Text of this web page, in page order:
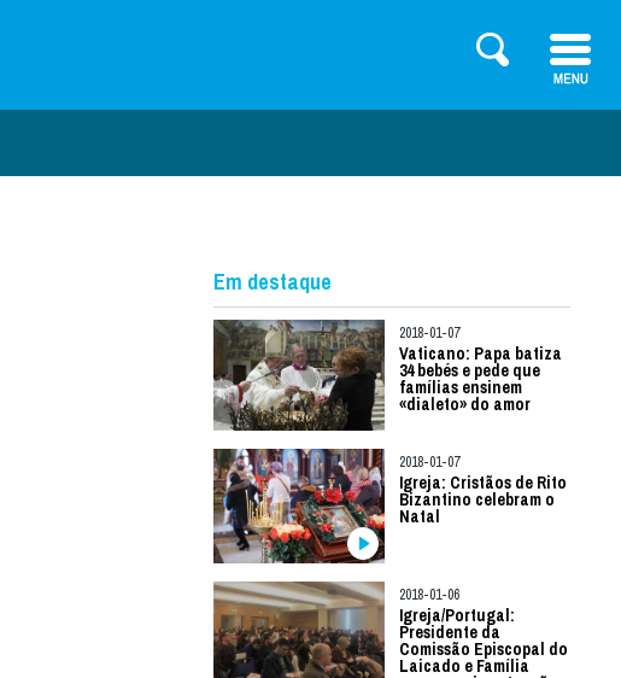
Em destaque
2018-01-07
Vaticano: Papa batiza
34 bebés e pede que
famílias ensinem
«dialeto» do amor
2018-01-07
Igreja: Cristãos de Rito
Bizantino celebram o
Natal
2018-01-06
Igreja/Portugal:
Presidente da
Comissão Episcopal do
Laicado e Família